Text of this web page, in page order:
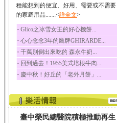
荔枝性質溫和所含的營
養素有醣類、檸檬酸...
五味子
五味子性質溫熱所含營
養成分有揮發油、檸...
草魚
草魚含有維生素A、維生
素C、及豐富的蛋白...
種能想到的便宜、好用、需要或不需要
的家庭用品.......<詳全文>
‧ Glico之冰雪女王的好心機餅...
‧ 心心念念3年的鷹牌GHIRARDE...
‧ 千萬別倒出來吃的 森永牛奶...
‧ 回到過去！1955美式培根牛肉...
‧ 慶中秋！好丘的「老外月餅」...
臺中榮民總醫院積極推動再生